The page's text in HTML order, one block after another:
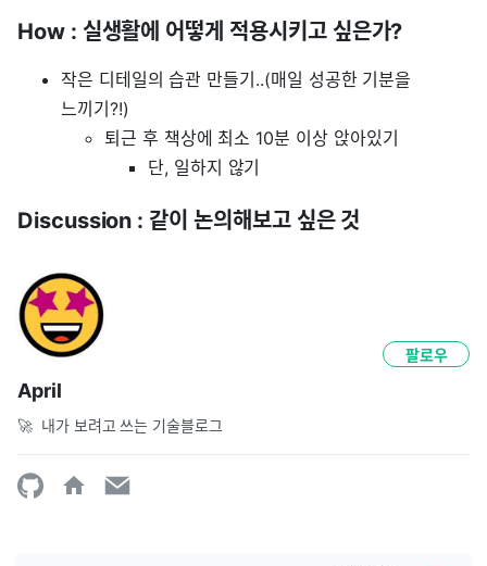
How : 실생활에 어떻게 적용시키고 싶은가?
작은 디테일의 습관 만들기..(매일 성공한 기분을
느끼기?!)
퇴근 후 책상에 최소 10분 이상 앉아있기
단, 일하지 않기
Discussion : 같이 논의해보고 싶은 것
April
🚀  내가 보려고 쓰는 기술블로그
팔로우